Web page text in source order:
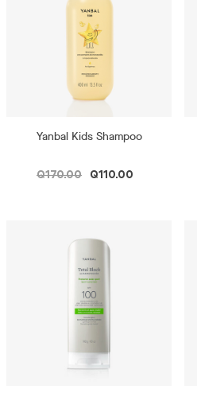
Yanbal Kids Shampoo
Q170.00 Q110.00